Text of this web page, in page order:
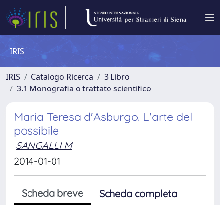
IRIS
IRIS Catalogo Ricerca
3 Libro
3.1 Monografia o trattato scientifico
Maria Teresa d'Asburgo. L'arte del
possibile
SANGALLI M
2014-01-01
Scheda breve
Scheda completa